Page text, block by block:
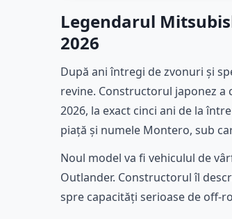
Legendarul
2026
După ani întregi de zvonuri și
revine. Constructorul japonez
2026, la exact cinci ani de la
piață și numele Montero, sub
Noul model va fi vehiculul de
Outlander. Constructorul îl
spre capacități serioase de off-